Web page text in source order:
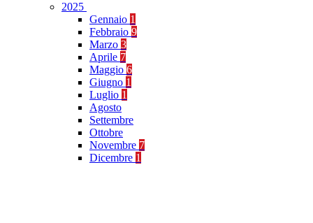
2025
Gennaio 1
Febbraio 9
Marzo 3
Aprile 7
Maggio 6
Giugno 1
Luglio 1
Agosto
Settembre
Ottobre
Novembre 7
Dicembre 1